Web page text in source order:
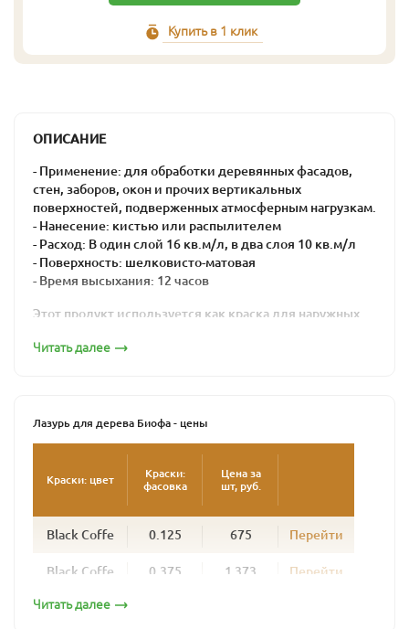
Купить в 1 клик
ОПИСАНИЕ
- Применение: для обработки деревянных фасадов,
стен, заборов, окон и прочих вертикальных
поверхностей, подверженных атмосферным нагрузкам.
- Нанесение: кистью или распылителем
- Расход: В один слой 16 кв.м/л, в два слоя 10 кв.м/л
- Поверхность: шелковисто-матовая
- Время высыхания: 12 часов
Этот продукт используется как краска для наружных
профилированного бруса, клееного бруса, наличников,
от неблагоприятных условий, сохраняет рисунок и
текстуру дерева. Создавая шелковисто-матовую
поверхность, она не образует полимерной пленки,
окрашенная лазурью для дерева BIOFA, долговечна, со
Обновлять фасад потребуется не раньше, чем через 4
наносится просто поверх старого. Для эффективной
Читать далее
Лазурь для дерева Биофа - цены
Краски: цвет
Краски:
фасовка
Цена за
шт, руб.
Black Coffe 0.125 675 Перейти
Black Coffe 0.375 1 373 Перейти
Black Coffe
Читать далее